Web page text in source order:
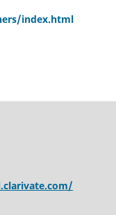
index.html